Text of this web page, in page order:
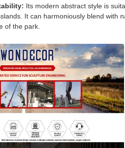
Its modern abstract style is
It can harmoniously blend with
of the park.